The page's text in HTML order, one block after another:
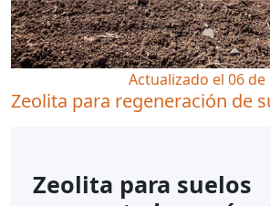
Actualizado el 06
Zeolita para regeneración de
Zeolita para suelos